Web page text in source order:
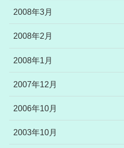
2008年3月
2008年2月
2008年1月
2007年12月
2006年10月
2003年10月